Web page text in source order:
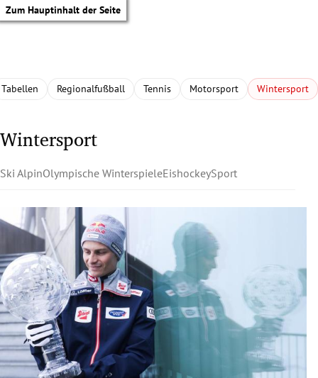
Zum Hauptinhalt der Seite
Untermenü
Untermenü
Untermenü
Tabellen Regionalfußball Tennis Motorsport Wintersport
Wintersport
Ski AlpinOlympische WinterspieleEishockeySport